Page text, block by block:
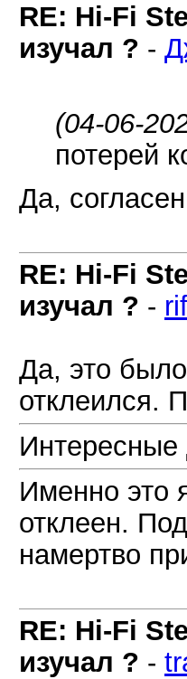
RE: Hi-Fi
изучал ? -
(04-06-
потерей
Да,
RE: Hi-Fi
изучал ? -
Да, это
отклеился.
Интересные
Именно это
отклеен.
намертво
RE: Hi-Fi
изучал ? -